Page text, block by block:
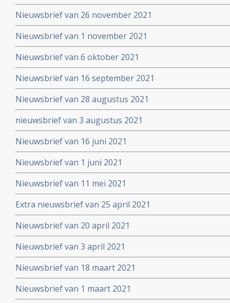
Nieuwsbrief van 26 november 2021
Nieuwsbrief van 1 november 2021
Nieuwsbrief van 6 oktober 2021
Nieuwsbrief van 16 september 2021
Nieuwsbrief van 28 augustus 2021
nieuwsbrief van 3 augustus 2021
Nieuwsbrief van 16 juni 2021
Nieuwsbrief van 1 juni 2021
Nieuwsbrief van 11 mei 2021
Extra nieuwsbrief van 25 april 2021
Nieuwsbrief van 20 april 2021
Nieuwsbrief van 3 april 2021
Nieuwsbrief van 18 maart 2021
Nieuwsbrief van 1 maart 2021